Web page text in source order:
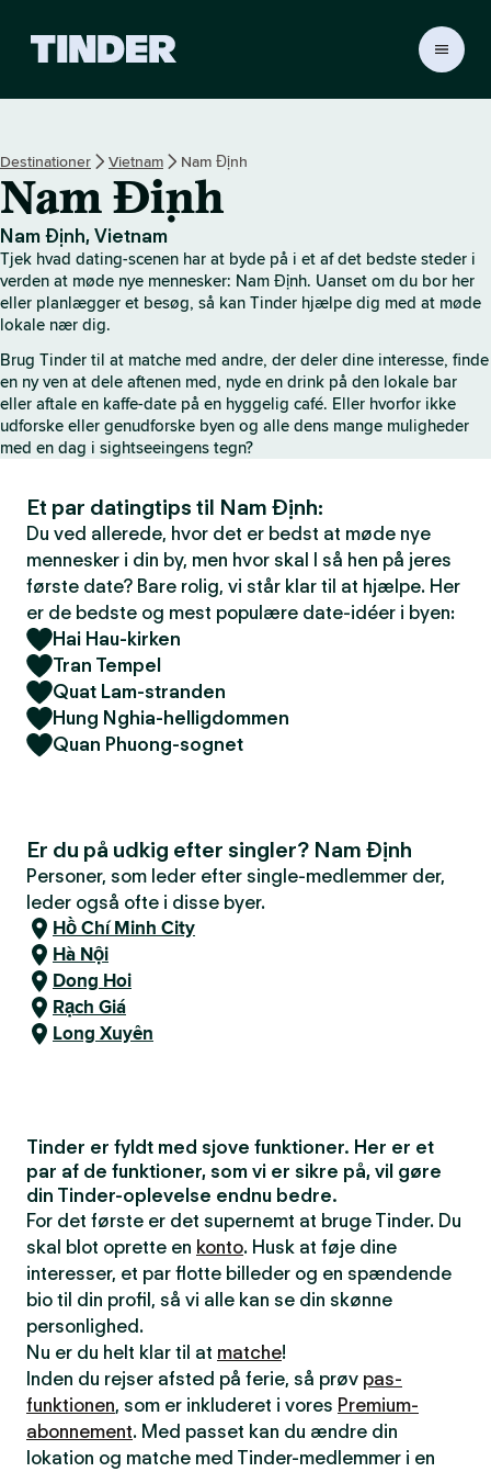
r
s
s
a
r
t
d
e
Destinationer Vietnam Nam Định
Nam Định
Nam Định, Vietnam
Tjek hvad dating-scenen har at byde på i et af det bedste steder i
verden at møde nye mennesker: Nam Định. Uanset om du bor her
eller planlægger et besøg, så kan Tinder hjælpe dig med at møde
lokale nær dig.
Brug Tinder til at matche med andre, der deler dine interesse, finde
en ny ven at dele aftenen med, nyde en drink på den lokale bar
eller aftale en kaffe-date på en hyggelig café. Eller hvorfor ikke
udforske eller genudforske byen og alle dens mange muligheder
med en dag i sightseeingens tegn?
Et par datingtips til Nam Định:
Du ved allerede, hvor det er bedst at møde nye
mennesker i din by, men hvor skal I så hen på jeres
første date? Bare rolig, vi står klar til at hjælpe. Her
er de bedste og mest populære date-idéer i byen:
Hai Hau-kirken
Tran Tempel
Quat Lam-stranden
Hung Nghia-helligdommen
Quan Phuong-sognet
Er du på udkig efter singler? Nam Định
Personer, som leder efter single-medlemmer der,
leder også ofte i disse byer.
Hồ Chí Minh City
Hà Nội
Dong Hoi
Rạch Giá
Long Xuyên
Tinder er fyldt med sjove funktioner. Her er et
par af de funktioner, som vi er sikre på, vil gøre
din Tinder-oplevelse endnu bedre.
For det første er det supernemt at bruge Tinder. Du
skal blot oprette en konto. Husk at føje dine
interesser, et par flotte billeder og en spændende
bio til din profil, så vi alle kan se din skønne
personlighed.
Nu er du helt klar til at matche!
Inden du rejser afsted på ferie, så prøv pas-
funktionen, som er inkluderet i vores Premium-
abonnement. Med passet kan du ændre din
lokation og matche med Tinder-medlemmer i en